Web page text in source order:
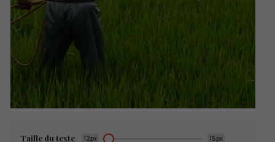
Taille du texte 12px 15px